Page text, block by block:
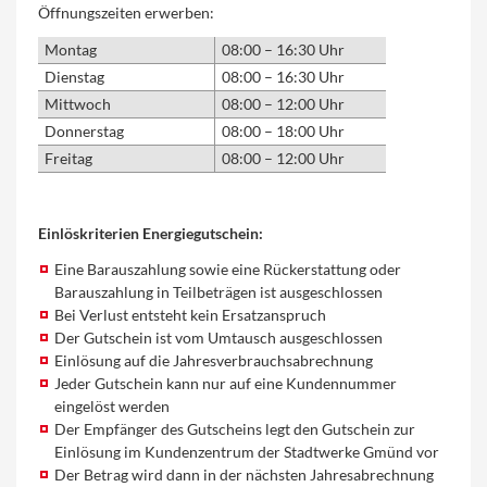
Öffnungszeiten erwerben:
Montag
08:00 – 16:30 Uhr
Dienstag
08:00 – 16:30 Uhr
Mittwoch
08:00 – 12:00 Uhr
Donnerstag
08:00 – 18:00 Uhr
Freitag
08:00 – 12:00 Uhr
Einlöskriterien Energiegutschein:
Eine Barauszahlung sowie eine Rückerstattung oder
Barauszahlung in Teilbeträgen ist ausgeschlossen
Bei Verlust entsteht kein Ersatzanspruch
Der Gutschein ist vom Umtausch ausgeschlossen
Einlösung auf die Jahresverbrauchsabrechnung
Jeder Gutschein kann nur auf eine Kundennummer
eingelöst werden
Der Empfänger des Gutscheins legt den Gutschein zur
Einlösung im Kundenzentrum der Stadtwerke Gmünd vor
Der Betrag wird dann in der nächsten Jahresabrechnung